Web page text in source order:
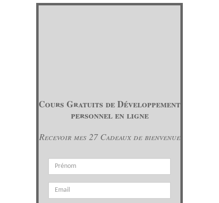
Cours Gratuits de Développement
personnel en ligne
Recevoir mes 27 Cadeaux de bienvenue